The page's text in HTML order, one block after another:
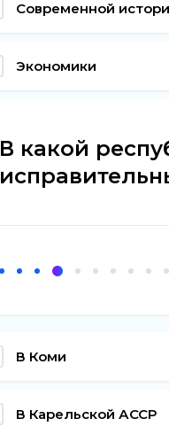
Современной
Экономики
В какой
В Коми
В Карельской АССР